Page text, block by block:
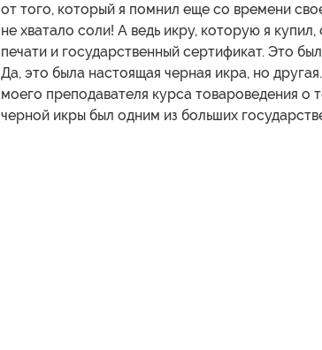
от того, который я помнил еще со времени
не хватало соли! А ведь икру, которую я
печати и государственный сертификат. Это
Да, это была настоящая черная икра, но
моего преподавателя курса товароведения о
черной икры был одним из больших